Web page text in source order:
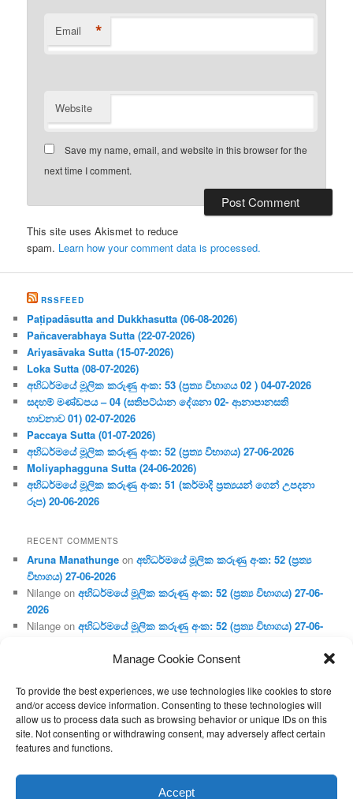
Manage Cookie Consent
To provide the best experiences, we use technologies like cookies to store
and/or access device information. Consenting to these technologies will
allow us to process data such as browsing behavior or unique IDs on this
site. Not consenting or withdrawing consent, may adversely affect certain
features and functions.
Accept
Email *
Website
Save my name, email, and website in this browser for the
next time I comment.
This site uses Akismet to reduce
spam. Learn how your comment data is processed.
RSSFEED
Paṭipadāsutta and Dukkhasutta (06-08-2026)
Pañcaverabhaya Sutta (22-07-2026)
Ariyasāvaka Sutta (15-07-2026)
Loka Sutta (08-07-2026)
අභිධර්මයේ මූලික කරුණු අංක: 53 (ප්‍ර‍ත්‍ය විභාගය 02 ) 04-07-2026
සදහම් මණ්ඩපය – 04 (සතිපට්ඨාන දේශනා 02- ආනාපානසති
භාවනාව 01) 02-07-2026
Paccaya Sutta (01-07-2026)
අභිධර්මයේ මූලික කරුණු අංක: 52 (ප්‍ර‍ත්‍ය විභාගය) 27-06-2026
Moliyaphagguna Sutta (24-06-2026)
අභිධර්මයේ මූලික කරුණු අංක: 51 (කර්මාදි ප්‍ර‍ත්‍යයන් ගෙන් උපදනා
රූප) 20-06-2026
RECENT COMMENTS
Aruna Manathunge onඅභිධර්මයේ මූලික කරුණු අංක: 52 (ප්‍ර‍ත්‍ය
විභාගය) 27-06-2026
Nilange onඅභිධර්මයේ මූලික කරුණු අංක: 52 (ප්‍ර‍ත්‍ය විභාගය) 27-06-
2026
Nilange onඅභිධර්මයේ මූලික කරුණු අංක: 52 (ප්‍ර‍ත්‍ය විභාගය) 27-06-
Aruna Manathungeonඅභිධර්මයේ මූලික කරුණු අංක: 46 (හෘදය,
Gunaratneonඅභිධර්මයේ මූලික කරුණු අංක: 46 (හෘදය, ජීවිත,
ආහාර රූප) 02-05-2026
Proudly powered by WordPress